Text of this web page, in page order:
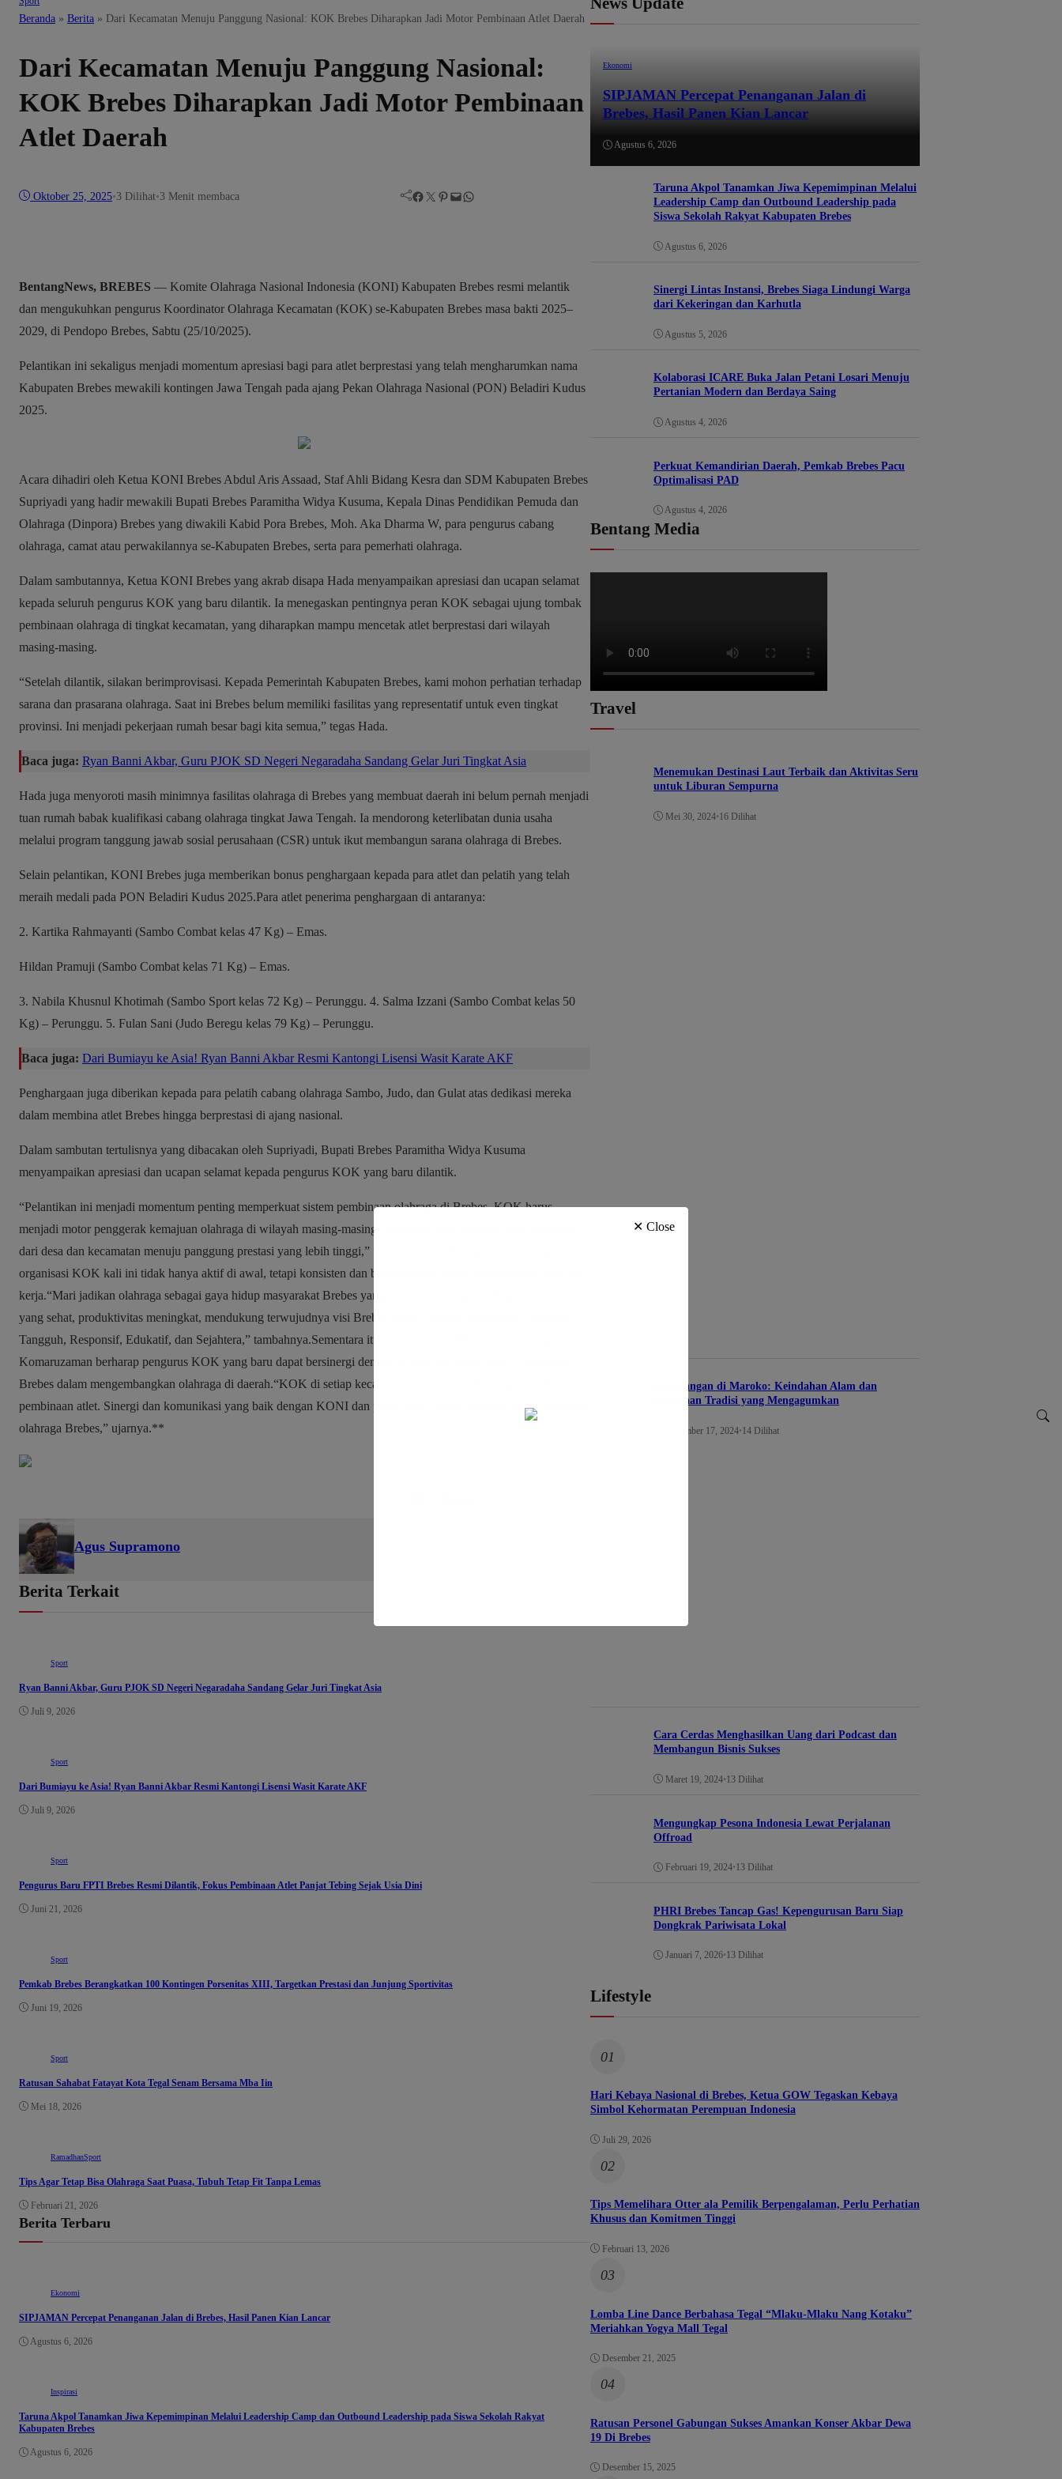
Beranda » Berita » Dari Kecamatan Menuju Panggung Nasional: KOK Brebes Diharapkan Jadi Motor Pembinaan Atlet Daerah
Dari Kecamatan Menuju Panggung Nasional:
KOK Brebes Diharapkan Jadi Motor Pembinaan
Atlet Daerah
Oktober 25, 2025•3 Dilihat•3 Menit membaca Facebook Twitter Pinterest Mail WhatsApp
BentangNews, BREBES — Komite Olahraga Nasional Indonesia (KONI) Kabupaten Brebes resmi melantik
dan mengukuhkan pengurus Koordinator Olahraga Kecamatan (KOK) se-Kabupaten Brebes masa bakti 2025–
2029, di Pendopo Brebes, Sabtu (25/10/2025).
Pelantikan ini sekaligus menjadi momentum apresiasi bagi para atlet berprestasi yang telah mengharumkan nama
Kabupaten Brebes mewakili kontingen Jawa Tengah pada ajang Pekan Olahraga Nasional (PON) Beladiri Kudus
2025.
Acara dihadiri oleh Ketua KONI Brebes Abdul Aris Assaad, Staf Ahli Bidang Kesra dan SDM Kabupaten Brebes
Supriyadi yang hadir mewakili Bupati Brebes Paramitha Widya Kusuma, Kepala Dinas Pendidikan Pemuda dan
Olahraga (Dinpora) Brebes yang diwakili Kabid Pora Brebes, Moh. Aka Dharma W, para pengurus cabang
olahraga, camat atau perwakilannya se-Kabupaten Brebes, serta para pemerhati olahraga.
Dalam sambutannya, Ketua KONI Brebes yang akrab disapa Hada menyampaikan apresiasi dan ucapan selamat
kepada seluruh pengurus KOK yang baru dilantik. Ia menegaskan pentingnya peran KOK sebagai ujung tombak
pembinaan olahraga di tingkat kecamatan, yang diharapkan mampu mencetak atlet berprestasi dari wilayah
masing-masing.
“Setelah dilantik, silakan berimprovisasi. Kepada Pemerintah Kabupaten Brebes, kami mohon perhatian terhadap
sarana dan prasarana olahraga. Saat ini Brebes belum memiliki fasilitas yang representatif untuk even tingkat
provinsi. Ini menjadi pekerjaan rumah besar bagi kita semua,” tegas Hada.
Baca juga: Ryan Banni Akbar, Guru PJOK SD Negeri Negaradaha Sandang Gelar Juri Tingkat Asia
Hada juga menyoroti masih minimnya fasilitas olahraga di Brebes yang membuat daerah ini belum pernah menjadi
tuan rumah babak kualifikasi cabang olahraga tingkat Jawa Tengah. Ia mendorong keterlibatan dunia usaha
melalui program tanggung jawab sosial perusahaan (CSR) untuk ikut membangun sarana olahraga di Brebes.
Selain pelantikan, KONI Brebes juga memberikan bonus penghargaan kepada para atlet dan pelatih yang telah
meraih medali pada PON Beladiri Kudus 2025.Para atlet penerima penghargaan di antaranya:
2. Kartika Rahmayanti (Sambo Combat kelas 47 Kg) – Emas.
Hildan Pramuji (Sambo Combat kelas 71 Kg) – Emas.
3. Nabila Khusnul Khotimah (Sambo Sport kelas 72 Kg) – Perunggu. 4. Salma Izzani (Sambo Combat kelas 50
Kg) – Perunggu. 5. Fulan Sani (Judo Beregu kelas 79 Kg) – Perunggu.
Baca juga: Dari Bumiayu ke Asia! Ryan Banni Akbar Resmi Kantongi Lisensi Wasit Karate AKF
Penghargaan juga diberikan kepada para pelatih cabang olahraga Sambo, Judo, dan Gulat atas dedikasi mereka
dalam membina atlet Brebes hingga berprestasi di ajang nasional.
Dalam sambutan tertulisnya yang dibacakan oleh Supriyadi, Bupati Brebes Paramitha Widya Kusuma
menyampaikan apresiasi dan ucapan selamat kepada pengurus KOK yang baru dilantik.
“Pelantikan ini menjadi momentum penting memperkuat sistem pembinaan olahraga di Brebes. KOK harus
menjadi motor penggerak kemajuan olahraga di wilayah masing-masing, menjaring dan membina atlet potensial
dari desa dan kecamatan menuju panggung prestasi yang lebih tinggi,” ujarnya.Paramitha juga berharap agar
organisasi KOK kali ini tidak hanya aktif di awal, tetapi konsisten dan berkelanjutan dalam menjalankan program
kerja.“Mari jadikan olahraga sebagai gaya hidup masyarakat Brebes yang sehat dan bahagia. Dengan masyarakat
yang sehat, produktivitas meningkat, mendukung terwujudnya visi Brebes Beres, Brebes Berkualitas, Ekonomi
Tangguh, Responsif, Edukatif, dan Sejahtera,” tambahnya.Sementara itu, Ketua Panitia Pelaksana Danang
Komaruzaman berharap pengurus KOK yang baru dapat bersinergi dengan KONI dan Pemerintah Kabupaten
Brebes dalam mengembangkan olahraga di daerah.“KOK di setiap kecamatan harus menjadi ujung tombak
pembinaan atlet. Sinergi dan komunikasi yang baik dengan KONI dan pemerintah daerah menjadi kunci kemajuan
olahraga Brebes,” ujarnya.**
Agus Supramono
Berita Terkait
Sport
Ryan Banni Akbar, Guru PJOK SD Negeri Negaradaha Sandang Gelar Juri Tingkat Asia
Juli 9, 2026
Sport
Dari Bumiayu ke Asia! Ryan Banni Akbar Resmi Kantongi Lisensi Wasit Karate AKF
Juli 9, 2026
Sport
Pengurus Baru FPTI Brebes Resmi Dilantik, Fokus Pembinaan Atlet Panjat Tebing Sejak Usia Dini
Juni 21, 2026
Sport
Pemkab Brebes Berangkatkan 100 Kontingen Porsenitas XIII, Targetkan Prestasi dan Junjung Sportivitas
Juni 19, 2026
Sport
Ratusan Sahabat Fatayat Kota Tegal Senam Bersama Mba Iin
Mei 18, 2026
RamadhanSport
Tips Agar Tetap Bisa Olahraga Saat Puasa, Tubuh Tetap Fit Tanpa Lemas
Februari 21, 2026
Berita Terbaru
Ekonomi
SIPJAMAN Percepat Penanganan Jalan di Brebes, Hasil Panen Kian Lancar
Agustus 6, 2026
Inspirasi
Taruna Akpol Tanamkan Jiwa Kepemimpinan Melalui Leadership Camp dan Outbound Leadership pada Siswa Sekolah Rakyat
Kabupaten Brebes
Agustus 6, 2026
Ekonomi
SIPJAMAN Percepat Penanganan Jalan di
Brebes, Hasil Panen Kian Lancar
Agustus 6, 2026
Taruna Akpol Tanamkan Jiwa Kepemimpinan Melalui
Leadership Camp dan Outbound Leadership pada
Siswa Sekolah Rakyat Kabupaten Brebes
Agustus 6, 2026
Sinergi Lintas Instansi, Brebes Siaga Lindungi Warga
dari Kekeringan dan Karhutla
Agustus 5, 2026
Kolaborasi ICARE Buka Jalan Petani Losari Menuju
Pertanian Modern dan Berdaya Saing
Agustus 4, 2026
Perkuat Kemandirian Daerah, Pemkab Brebes Pacu
Optimalisasi PAD
Agustus 4, 2026
Bentang Media
Travel
Menemukan Destinasi Laut Terbaik dan Aktivitas Seru
untuk Liburan Sempurna
Mei 30, 2024•16 Dilihat
Petualangan di Maroko: Keindahan Alam dan
Kekayaan Tradisi yang Mengagumkan
Desember 17, 2024•14 Dilihat
Cara Cerdas Menghasilkan Uang dari Podcast dan
Membangun Bisnis Sukses
Maret 19, 2024•13 Dilihat
Mengungkap Pesona Indonesia Lewat Perjalanan
Offroad
Februari 19, 2024•13 Dilihat
PHRI Brebes Tancap Gas! Kepengurusan Baru Siap
Dongkrak Pariwisata Lokal
Januari 7, 2026•13 Dilihat
Lifestyle
01
Hari Kebaya Nasional di Brebes, Ketua GOW Tegaskan Kebaya
Simbol Kehormatan Perempuan Indonesia
Juli 29, 2026
02
Tips Memelihara Otter ala Pemilik Berpengalaman, Perlu Perhatian
Khusus dan Komitmen Tinggi
Februari 13, 2026
03
Lomba Line Dance Berbahasa Tegal “Mlaku-Mlaku Nang Kotaku”
Meriahkan Yogya Mall Tegal
Desember 21, 2025
04
Ratusan Personel Gabungan Sukses Amankan Konser Akbar Dewa
19 Di Brebes
Desember 15, 2025
✕ Close